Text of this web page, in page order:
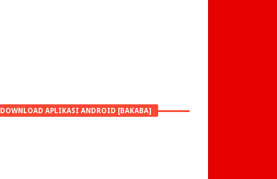
DOWNLOAD APLIKASI ANDROID [BAKABA]